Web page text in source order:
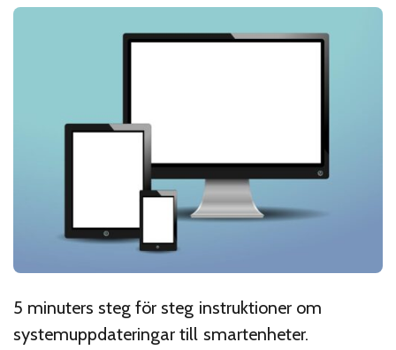
5 minuters steg för steg instruktioner om
systemuppdateringar till smartenheter.